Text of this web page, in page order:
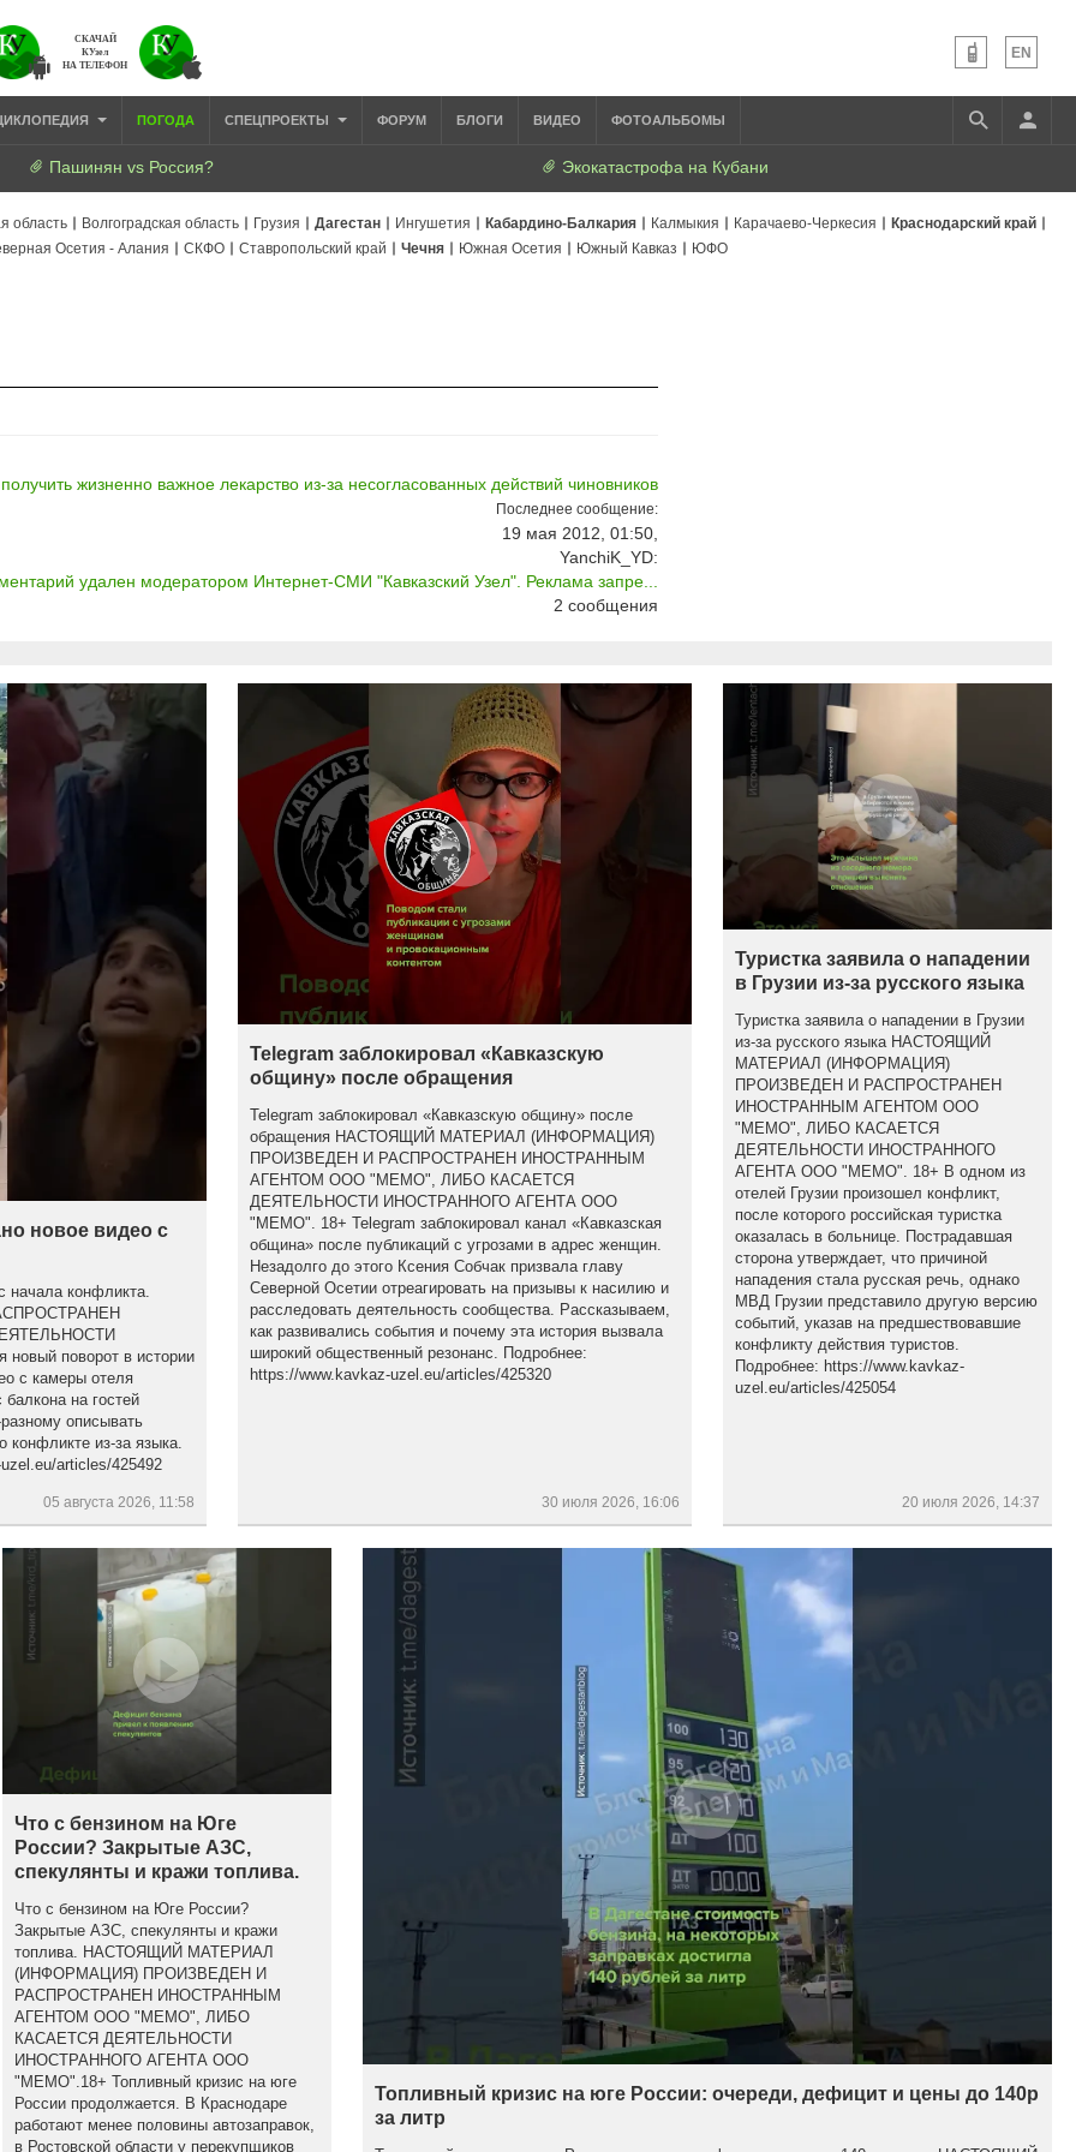
СКАЧАЙ
КУзел
НА ТЕЛЕФОН
EN
ПОГОДА СПЕЦПРОЕКТЫ ФОРУМ БЛОГИ ВИДЕО ФОТОАЛЬБОМЫ
Пашинян vs Россия? Экокатастрофа на Кубани
область Волгоградская область Грузия Дагестан Ингушетия Кабардино-Балкария Калмыкия Карачаево-Черкесия
Краснодарский край
Осетия - Алания
СКФО Ставропольский край Чечня Южная Осетия Южный Кавказ ЮФО
жизненно важное лекарство из-за несогласованных действий чиновников
Последнее сообщение:
19 мая 2012, 01:50,
YanchiK_YD:
удален модератором Интернет-СМИ "Кавказский Узел". Реклама запре...
2сообщения
новое видео с
начала конфликта.
поворот в истории
с камеры отеля
на гостей
описывать
из-за языка.
articles/425492
05 августа 2026, 11:58
Telegram заблокировал «Кавказскую
общину» после обращения
Telegram заблокировал «Кавказскую общину» после
обращения НАСТОЯЩИЙ МАТЕРИАЛ (ИНФОРМАЦИЯ)
ПРОИЗВЕДЕН И РАСПРОСТРАНЕН ИНОСТРАННЫМ
АГЕНТОМ ООО "МЕМО", ЛИБО КАСАЕТСЯ
ДЕЯТЕЛЬНОСТИ ИНОСТРАННОГО АГЕНТА ООО
"МЕМО". 18+ Telegram заблокировал канал «Кавказская
община» после публикаций с угрозами в адрес женщин.
Незадолго до этого Ксения Собчак призвала главу
Северной Осетии отреагировать на призывы к насилию и
расследовать деятельность сообщества. Рассказываем,
как развивались события и почему эта история вызвала
широкий общественный резонанс. Подробнее:
https://www.kavkaz-uzel.eu/articles/425320
30 июля 2026, 16:06
Туристка заявила о нападении
в Грузии из-за русского языка
Туристка заявила о нападении в Грузии
из-за русского языка НАСТОЯЩИЙ
МАТЕРИАЛ (ИНФОРМАЦИЯ)
ПРОИЗВЕДЕН И РАСПРОСТРАНЕН
ИНОСТРАННЫМ АГЕНТОМ ООО
"МЕМО", ЛИБО КАСАЕТСЯ
ДЕЯТЕЛЬНОСТИ ИНОСТРАННОГО
АГЕНТА ООО "МЕМО". 18+ В одном из
отелей Грузии произошел конфликт,
после которого российская туристка
оказалась в больнице. Пострадавшая
сторона утверждает, что причиной
нападения стала русская речь, однако
МВД Грузии представило другую версию
событий, указав на предшествовавшие
конфликту действия туристов.
Подробнее: https://www.kavkaz-
uzel.eu/articles/425054
20 июля 2026, 14:37
Что с бензином на Юге
России? Закрытые АЗС,
спекулянты и кражи топлива.
Что с бензином на Юге России?
Закрытые АЗС, спекулянты и кражи
топлива. НАСТОЯЩИЙ МАТЕРИАЛ
(ИНФОРМАЦИЯ) ПРОИЗВЕДЕН И
РАСПРОСТРАНЕН ИНОСТРАННЫМ
АГЕНТОМ ООО "МЕМО", ЛИБО
КАСАЕТСЯ ДЕЯТЕЛЬНОСТИ
ИНОСТРАННОГО АГЕНТА ООО
"МЕМО".18+ Топливный кризис на юге
России продолжается. В Краснодаре
работают менее половины автозаправок,
в Ростовской области у перекупщиков
Топливный кризис на юге России: очереди, дефицит и цены до 140р
за литр